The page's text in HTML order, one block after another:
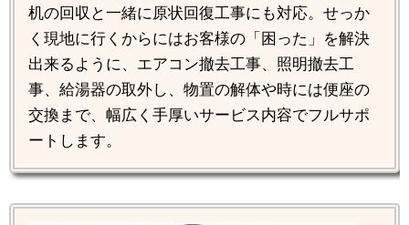
机の回収と一緒に原状回復工事にも対応。せっか
く現地に行くからにはお客様の「困った」を解決
出来るように、エアコン撤去工事、照明撤去工
事、給湯器の取外し、物置の解体や時には便座の
交換まで、幅広く手厚いサービス内容でフルサポ
ートします。